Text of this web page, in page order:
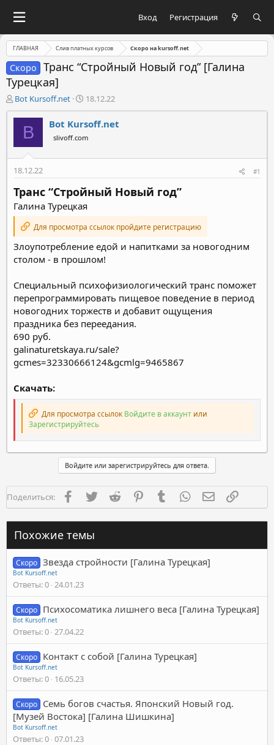
Вход Регистрация
ГЛАВНАЯ Слив платных курсов Скоро на kursoff.net
Скоро
Транс “Стройный Новый год” [Галина
Турецкая]
А
в
т
м
ы
Bot Kursoff.net
Д
а
т
а
н
а
л
а
18.12.22
B Bot Kursoff.net
slivoff.com
18.12.22 #1
Транс “Стройный Новый год”
Галина Турецкая
Для просмотра ссылок пройдите регистрацию
Злоупотребление едой и напитками за новогодним
столом - в прошлом!
Специальный психофизиологический транс поможет
перепрограммировать пищевое поведение в период
новогодних торжеств и добавит ощущения
праздника без переедания.
690 руб.
galinaturetskaya.ru/sale?
gcmes=32330666124&gcmlg=9465867
Скачать:
Для просмотра ссылок Войдите в аккаунт или
Зарегистрируйтесь
Войдите или зарегистрируйтесь для ответа.
Поделиться: FacebookTwitter Reddit PinterestTumblr WhatsAppЭлектронная
Похожие темы
Скоро Звезда стройности [Галина Турецкая]
Bot Kursoff.net
Ответы 0 24.01.23
Скоро Психосоматика лишнего веса [Галина Турецкая]
Bot Kursoff.net
Ответы 0 27.04.22
Скоро Контакт с собой [Галина Турецкая]
Bot Kursoff.net
Ответы 0 16.05.23
Скоро Семь богов счастья. Японский Новый год.
[Музей Востока] [Галина Шишкина]
Bot Kursoff.net
Ответы 0 07.01.23